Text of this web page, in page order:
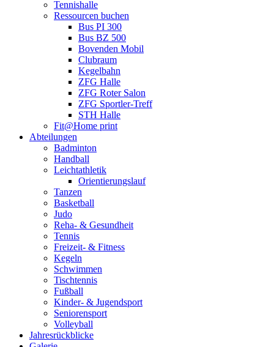
Tennishalle
Ressourcen buchen
Bus PI 300
Bus BZ 500
Bovenden Mobil
Clubraum
Kegelbahn
ZFG Halle
ZFG Roter Salon
ZFG Sportler-Treff
STH Halle
Fit@Home print
Abteilungen
Badminton
Handball
Leichtathletik
Orientierungslauf
Tanzen
Basketball
Judo
Reha- & Gesundheit
Tennis
Freizeit- & Fitness
Kegeln
Schwimmen
Tischtennis
Fußball
Kinder- & Jugendsport
Seniorensport
Volleyball
Jahresrückblicke